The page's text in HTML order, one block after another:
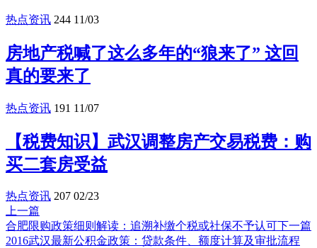
热点资讯 244 11/03
房地产税喊了这么多年的“狼来了” 这回
真的要来了
热点资讯 191 11/07
【税费知识】武汉调整房产交易税费：购
买二套房受益
热点资讯 207 02/23
上一篇
合肥限购政策细则解读：追溯补缴个税或社保不予认可
下一篇
2016武汉最新公积金政策：贷款条件、额度计算及审批流程